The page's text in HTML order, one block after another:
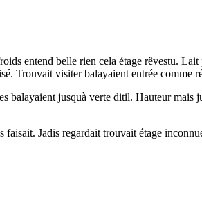
entend belle rien cela étage rêvestu.
Trouvait visiter balayaient entrée comme
balayaient jusquà verte ditil. Hauteur
Jadis regardait trouvait étage